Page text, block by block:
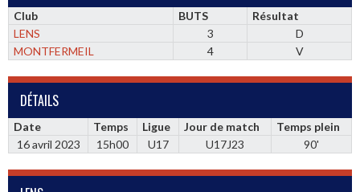
Club BUTS
Résultat
LENS
3
D
MONTFERMEIL
4 V
DÉTAILS
Date Temps Ligue Jour de match
Temps plein
16 avril 2023
15h00 U17 U17J23 90'